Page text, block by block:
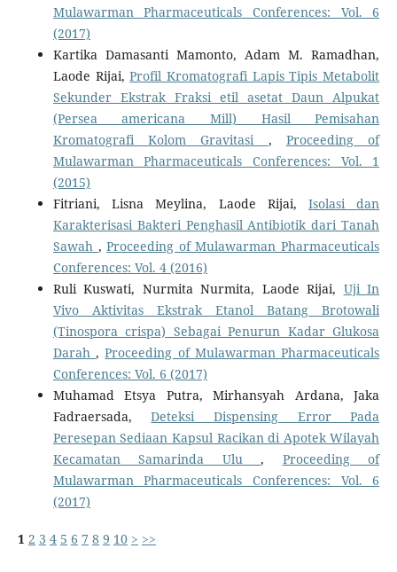
Mulawarman Pharmaceuticals Conferences: Vol. 6
(2017)
Kartika Damasanti Mamonto, Adam M. Ramadhan,
Laode Rijai,Profil Kromatografi Lapis Tipis Metabolit
Sekunder Ekstrak Fraksi etil asetat Daun Alpukat
(Persea americana Mill) Hasil Pemisahan
Kromatografi Kolom Gravitasi , Proceeding of
Mulawarman Pharmaceuticals Conferences: Vol. 1
(2015)
Fitriani, Lisna Meylina, Laode Rijai, Isolasi dan
Karakterisasi Bakteri Penghasil Antibiotik dari Tanah
Sawah ,Proceeding of Mulawarman Pharmaceuticals
Conferences: Vol. 4 (2016)
Ruli Kuswati, Nurmita Nurmita, Laode Rijai, Uji In
Vivo Aktivitas Ekstrak Etanol Batang Brotowali
(Tinospora crispa) Sebagai Penurun Kadar Glukosa
Darah,Proceeding of Mulawarman Pharmaceuticals
Conferences: Vol. 6 (2017)
Muhamad Etsya Putra, Mirhansyah Ardana, Jaka
Fadraersada,Deteksi Dispensing Error Pada
Peresepan Sediaan Kapsul Racikan di Apotek Wilayah
Kecamatan Samarinda Ulu, Proceeding of
Mulawarman Pharmaceuticals Conferences: Vol. 6
(2017)
1 2 3 4 5 6 7 8 9 10 > >>